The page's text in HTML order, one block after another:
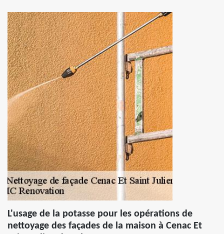
L'usage de la potasse pour les opérations de
nettoyage des façades de la maison à Cenac Et